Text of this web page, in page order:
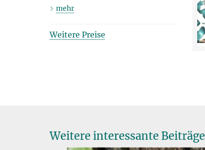
mehr
Weitere Preise
Weitere interessante Beiträge